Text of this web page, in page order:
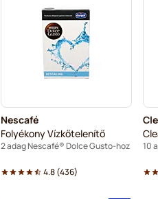
Nescafé
Folyékony Vízkőtelenítő
2 adag Nescafé® Dolce Gusto-hoz
4.8(436)
10